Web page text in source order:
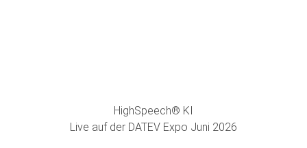
HighSpeech® KI
Live auf der DATEV Expo Juni 2026